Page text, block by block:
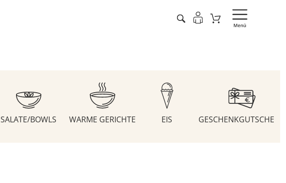
SALATE/BOWLS WARME GERICHTE EIS GESCHENKGUTSCHEINE